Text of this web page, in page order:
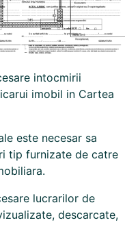
intocmirii
imobil in Cartea
este necesar sa
tip furnizate de catre
lucrarilor de
descarcate,